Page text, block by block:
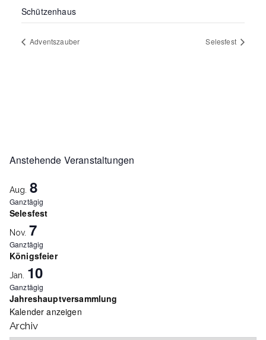
Schützenhaus
Adventszauber Selesfest
Anstehende Veranstaltungen
Aug. 8
Ganztägig
Selesfest
Nov. 7
Ganztägig
Königsfeier
Jan. 10
Ganztägig
Jahreshauptversammlung
Kalender anzeigen
Archiv